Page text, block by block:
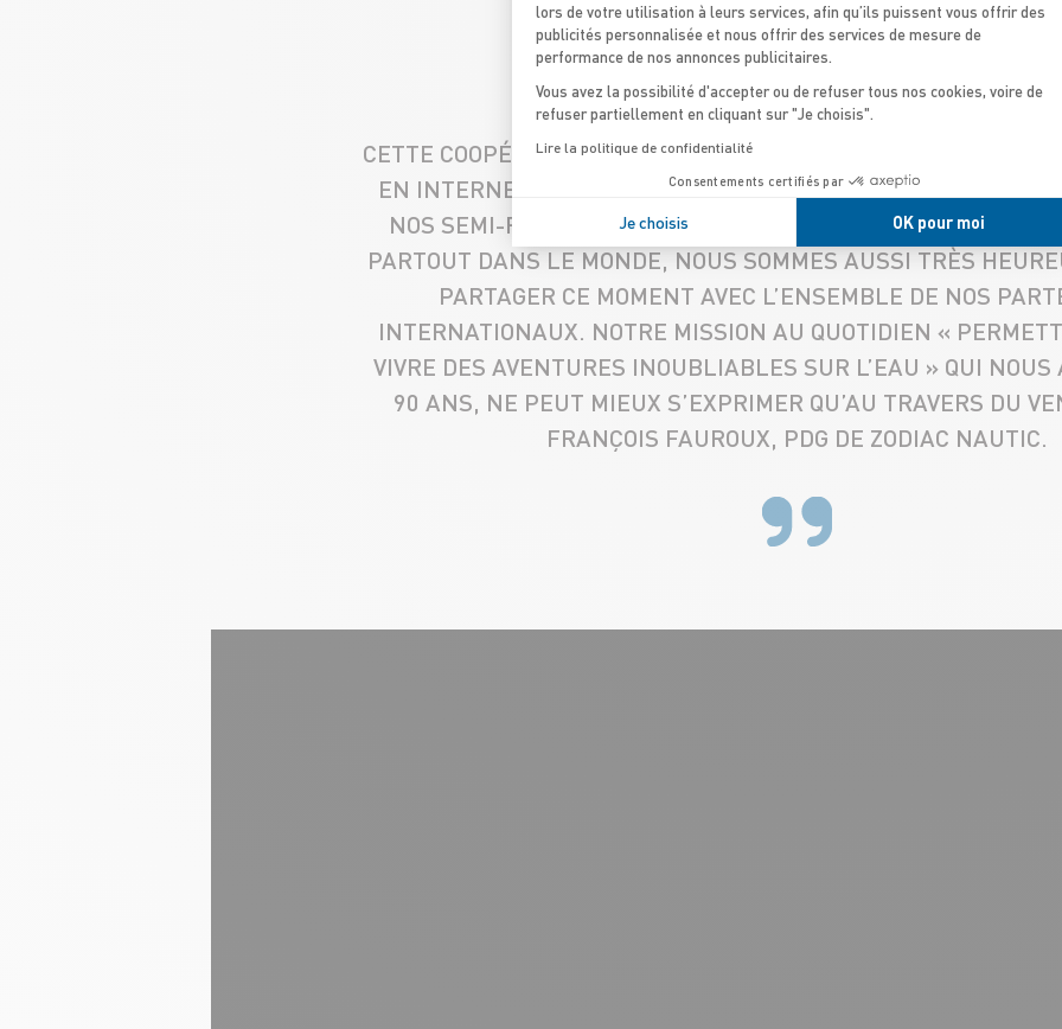
CETTE COOPÉRATION NOUS PERMET DONC À LA FOIS DE
EN INTERNE, MAIS AUSSI DE PROUVER EN SITUATION LA
NOS SEMI-RIGIDES. EN TANT QUE LEADER ET RÉFÉRENCE
PARTOUT DANS LE MONDE, NOUS SOMMES AUSSI TRÈS
PARTAGER CE MOMENT AVEC L’ENSEMBLE DE NOS
INTERNATIONAUX. NOTRE MISSION AU QUOTIDIEN «
VIVRE DES AVENTURES INOUBLIABLES SUR L’EAU » QUI
90 ANS, NE PEUT MIEUX S’EXPRIMER QU’AU TRAVERS DU
FRANÇOIS FAUROUX, PDG DE ZODIAC NAUTIC.
lors de votre utilisation à leurs services, afin qu’ils puissent vous offrir des
publicités personnalisée et nous offrir des services de mesure de
performance de nos annonces publicitaires.
Vous avez la possibilité d'accepter ou de refuser tous nos cookies, voire de
refuser partiellement en cliquant sur "Je choisis".
Lire la politique de confidentialité
Consentements certifiés par
Je choisis OK pour moi